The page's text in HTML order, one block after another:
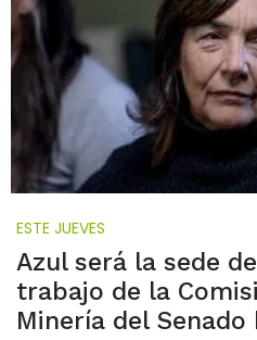
ESTE JUEVES
Azul será la sede
trabajo de la
Minería del Senado